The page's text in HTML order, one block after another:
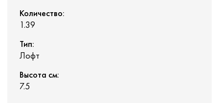
Количество:
1.39
Тип:
Лофт
Высота см:
7.5